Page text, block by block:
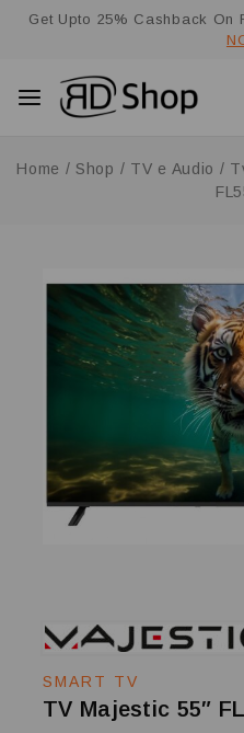
Get Upto 25% Cashback On
Home / Shop / TV e Audio /
SMART TV
TV Majestic 55″